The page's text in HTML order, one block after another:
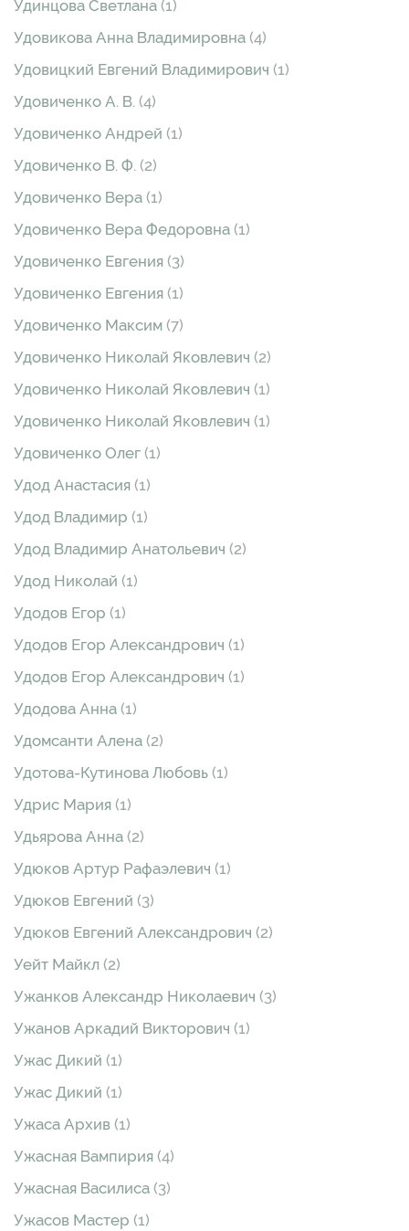
Удинцова Светлана (1)
Удовикова Анна Владимировна (4)
Удовицкий Евгений Владимирович (1)
Удовиченко А. В. (4)
Удовиченко Андрей (1)
Удовиченко В. Ф. (2)
Удовиченко Вера (1)
Удовиченко Вера Федоровна (1)
Удовиченко Евгения (3)
Удовиченко Евгения (1)
Удовиченко Максим (7)
Удовиченко Николай Яковлевич (2)
Удовиченко Николай Яковлевич (1)
Удовиченко Николай Яковлевич (1)
Удовиченко Олег (1)
Удод Анастасия (1)
Удод Владимир (1)
Удод Владимир Анатольевич (2)
Удод Николай (1)
Удодов Егор (1)
Удодов Егор Александрович (1)
Удодов Егор Александрович (1)
Удодова Анна (1)
Удомсанти Алена (2)
Удотова-Кутинова Любовь (1)
Удрис Мария (1)
Удьярова Анна (2)
Удюков Артур Рафаэлевич (1)
Удюков Евгений (3)
Удюков Евгений Александрович (2)
Уейт Майкл (2)
Ужанков Александр Николаевич (3)
Ужанов Аркадий Викторович (1)
Ужас Дикий (1)
Ужас Дикий (1)
Ужаса Архив (1)
Ужасная Вампирия (4)
Ужасная Василиса (3)
Ужасов Мастер (1)